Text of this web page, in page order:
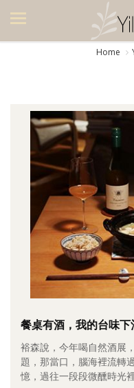
美食集
旅遊集
旅遊美食集
生活風
書房集
日記簿
餐桌週記
享樂隨手拍
照相簿
影音區
創意出版服務
Home
餐桌有酒，我的台味下
裕森說，今年喝自然酒展
題，那當口，腦海裡流轉
憶，過往一段段微醺時光